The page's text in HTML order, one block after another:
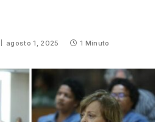
agosto 1, 2025 1 Minuto